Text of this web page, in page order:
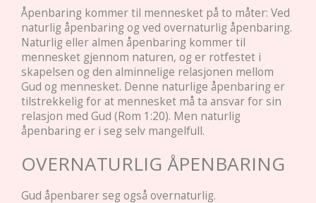
Åpenbaring kommer til mennesket på to måter: Ved
naturlig åpenbaring og ved overnaturlig åpenbaring.
Naturlig eller almen åpenbaring kommer til
mennesket gjennom naturen, og er rotfestet i
skapelsen og den alminnelige relasjonen mellom
Gud og mennesket. Denne naturlige åpenbaring er
tilstrekkelig for at mennesket må ta ansvar for sin
relasjon med Gud (Rom 1:20). Men naturlig
åpenbaring er i seg selv mangelfull.
OVERNATURLIG ÅPENBARING
Gud åpenbarer seg også overnaturlig.